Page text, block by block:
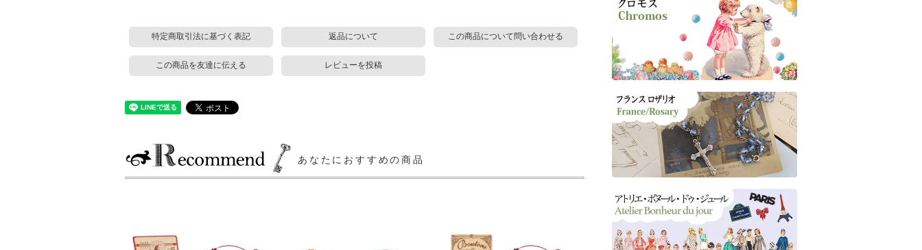
特定商取引法に基づく表記 返品について この商品について問い合わせる
この商品を友達に伝える レビューを投稿
あなたにおすすめの商品